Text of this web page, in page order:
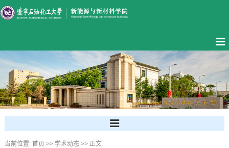
当前位置: 首页 >> 学术动态>> 正文